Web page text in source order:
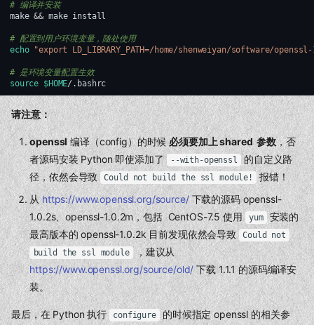
# 编译并安装
make && make install
# 配置到用户环境变量，随处使用
echo
"export LD_LIBRARY_PATH=/home/shenweiyan/software/
# 是环境变量配置生效
source $HOME
请注意：
openssl编译（config）的时候必须要加上 shared 参数，否
者源码安装 Python 即使添加了 --with-openssl 的自定义路
径，依然会导致 Could not build the ssl module!
报错！
从https://www.openssl.org/source/下载的源码 openssl-
1.0.2s、openssl-1.0.2m，包括 CentOS-7.5 使用 yum 安装的
最高版本的 openssl-1.0.2k 目前发现依然会导致 Could not
build the ssl module ，建议从
https://www.openssl.org/source/old/下载 1.1.1 的源码编译安
装。
最后，在 Python 执行 configure 的时候指定 openssl 的相关参